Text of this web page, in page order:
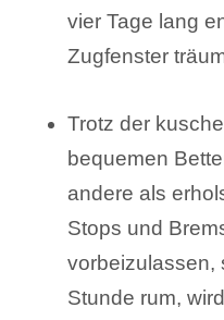
vier Tage lang
Zugfenster
Trotz der
bequemen
andere als
Stops und
vorbeizulassen,
Stunde rum,